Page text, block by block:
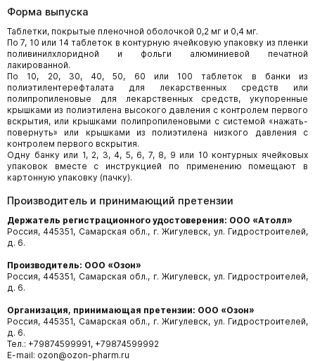
Форма выпуска
Таблетки, покрытые пленочной оболочкой 0,2 мг и 0,4 мг.
По 7, 10 или 14 таблеток в контурную ячейковую упаковку из пленки
поливинилхлоридной и фольги алюминиевой печатной
лакированной.
По 10, 20, 30, 40, 50, 60 или 100 таблеток в банки из
полиэтилентерефталата для лекарственных средств или
полипропиленовые для лекарственных средств, укупоренные
крышками из полиэтилена высокого давления с контролем первого
вскрытия, или крышками полипропиленовыми с системой «нажать-
повернуть» или крышками из полиэтилена низкого давления с
контролем первого вскрытия.
Одну банку или 1, 2, 3, 4, 5, 6, 7, 8, 9 или 10 контурных ячейковых
упаковок вместе с инструкцией по применению помещают в
картонную упаковку (пачку).
Производитель и принимающий претензии
Держатель регистрационного удостоверения: ООО «Атолл»
Россия, 445351, Самарская обл., г. Жигулевск, ул. Гидростроителей,
д. 6.
Производитель: ООО «Озон»
Россия, 445351, Самарская обл., г. Жигулевск, ул. Гидростроителей,
д. 6.
Организация, принимающая претензии: ООО «Озон»
Россия, 445351, Самарская обл., г. Жигулевск, ул. Гидростроителей,
д. 6.
Тел.: +79874599991, +79874599992
E-mail: ozon@ozon-pharm.ru